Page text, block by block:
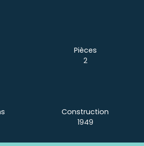
Pièces
2
Construction
1949